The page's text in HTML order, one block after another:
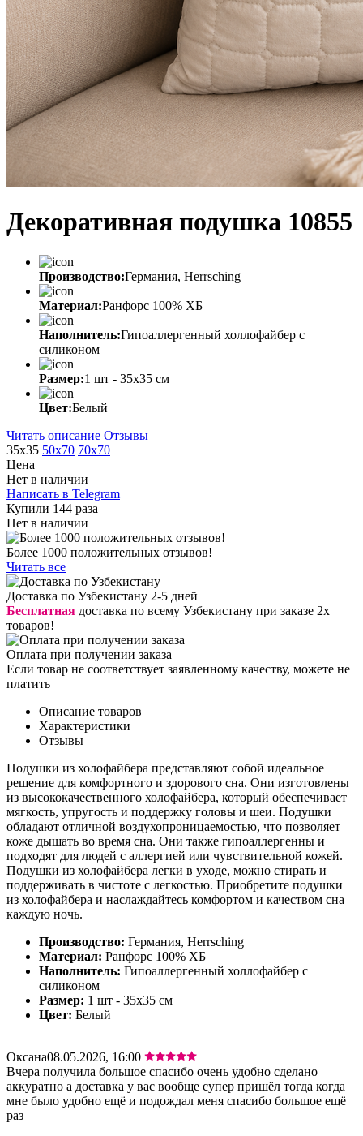
Декоративная подушка 10855
Производство:Германия, Herrsching
Материал:Ранфорс 100% ХБ
Наполнитель:Гипоаллергенный холлофайбер с
силиконом
Размер:1 шт - 35х35 см
Цвет:Белый
Читать описание Отзывы
35х35 50х70 70х70
Цена
Нет в наличии
Написать в Telegram
Купили 144 раза
Нет в наличии
Более 1000 положительных отзывов!
Читать все
Доставка по Узбекистану 2-5 дней
Бесплатная доставка по всему Узбекистану при заказе 2х
товаров!
Оплата при получении заказа
Если товар не соответствует заявленному качеству, можете не
платить
Описание товаров
Характеристики
Отзывы
Подушки из холофайбера представляют собой идеальное
решение для комфортного и здорового сна. Они изготовлены
из высококачественного холофайбера, который обеспечивает
мягкость, упругость и поддержку головы и шеи. Подушки
обладают отличной воздухопроницаемостью, что позволяет
коже дышать во время сна. Они также гипоаллергенны и
подходят для людей с аллергией или чувствительной кожей.
Подушки из холофайбера легки в уходе, можно стирать и
поддерживать в чистоте с легкостью. Приобретите подушки
из холофайбера и наслаждайтесь комфортом и качеством сна
каждую ночь.
Производство: Германия, Herrsching
Материал: Ранфорс 100% ХБ
Наполнитель: Гипоаллергенный холлофайбер с
силиконом
Размер: 1 шт - 35х35 см
Цвет: Белый
Оксана08.05.2026, 16:00
Вчера получила большое спасибо очень удобно сделано
аккуратно а доставка у вас вообще супер пришёл тогда когда
мне было удобно ещё и подождал меня спасибо большое ещё
раз